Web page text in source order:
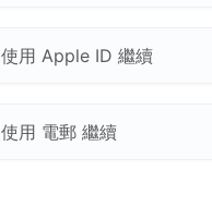
使用 Apple ID 繼續
使用 電郵 繼續